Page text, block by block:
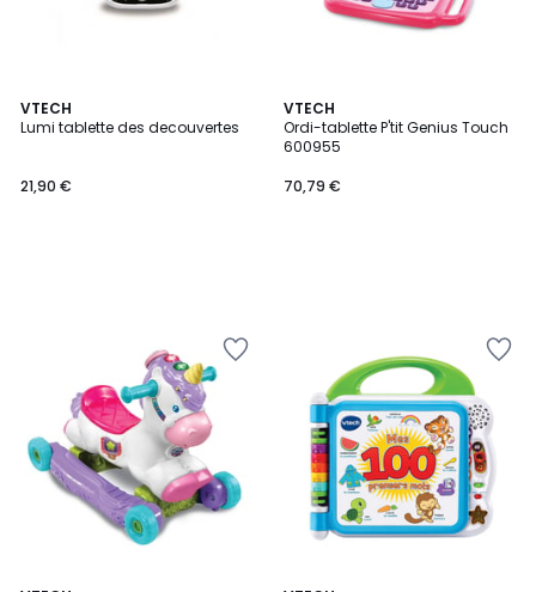
VTECH
Lumi tablette des decouvertes
21,90 €
VTECH
Ordi-tablette P'tit Genius Touch
600955
70,79 €